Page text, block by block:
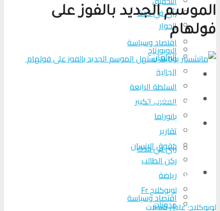
رأي في حدث
المزيد
اقتصاد وسياسة
البرلمان
الجالية
السلطة الرابعة
المغرب الكبير
بانوراما
تقارير
حقوق الإنسان
ركن الطالب
رياضة
لوبوكلاج Fr
مدونات
الحوار
الروبورتاج
تحلیل الأحداث
من عين المكان
لوبوكلاج TV
رأي في حدث
المزيد
اقتصاد وسياسة
الموسم الجديد بالفوز على
فولهام
لوبوكلاج: عادل قندلات